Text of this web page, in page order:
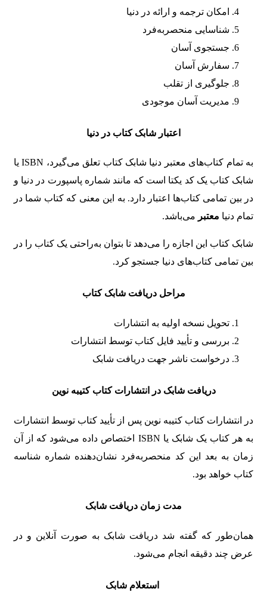
امکان ترجمه و ارائه در دنیا
شناسایی منحصربه‌فرد
جستجوی آسان
سفارش آسان
جلوگیری از تقلب
مدیریت آسان موجودی
اعتبار شابک کتاب در دنیا
به تمام کتاب‌های معتبر دنیا شابک کتاب تعلق می‌گیرد، ISBN یا
شابک کتاب یک کد یکتا است که مانند شماره پاسپورت در دنیا و
در بین تمامی کتاب‌ها اعتبار دارد. به این معنی که کتاب شما در
تمام دنیا معتبر می‌باشد.
شابک کتاب این اجازه را می‌دهد تا بتوان به‌راحتی یک کتاب را در
بین تمامی کتاب‌های دنیا جستجو کرد.
مراحل دریافت شابک کتاب
تحویل نسخه اولیه به انتشارات
بررسی و تأیید فایل کتاب توسط انتشارات
درخواست ناشر جهت دریافت شابک
دریافت شابک در انتشارات کتاب کتیبه نوین
در انتشارات کتاب کتیبه نوین پس از تأیید کتاب توسط انتشارات
به هر کتاب یک شابک یا ISBN اختصاص داده می‌شود که از آن
زمان به بعد این کد منحصربه‌فرد نشان‌دهنده شماره شناسه
کتاب خواهد بود.
مدت زمان دریافت شابک
همان‌طور که گفته شد دریافت شابک به صورت آنلاین و در
عرض چند دقیقه انجام می‌شود.
استعلام شابک